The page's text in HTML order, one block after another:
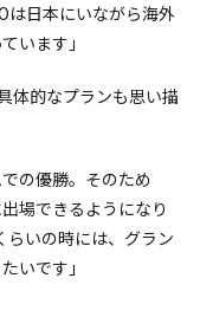
は日本にいながら海外
います」
体的なプランも思い描
の優勝。そのため
場できるようになり
いの時には、グラン
いです」